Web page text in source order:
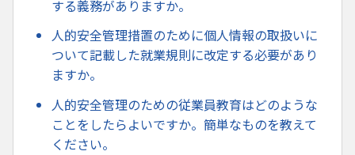
する義務がありますか。
人的安全管理措置のために個人情報の取扱いに
ついて記載した就業規則に改定する必要があり
ますか。
人的安全管理のための従業員教育はどのような
ことをしたらよいですか。簡単なものを教えて
ください。